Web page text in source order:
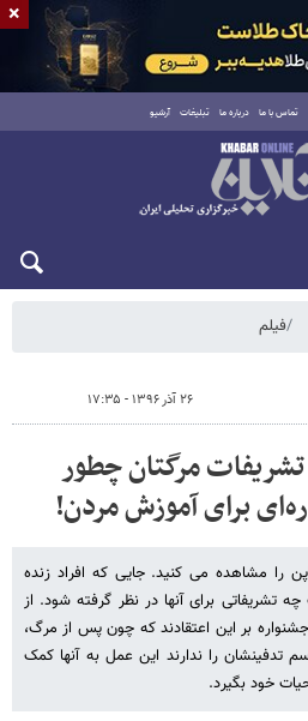
تماس با ما درباره ما تبلیغات آرشیو
فیلم
۲۶ آذر ۱۳۹۶ - ۱۷:۳۵
مرگتان چطور
برای آموزش مردن!
را مشاهده می کنید. جایی که افراد زنده
تشریفاتی برای آنها در نظر گرفته شود. از
بر این اعتقادند که چون پس از مرگ،
تدفینشان را ندارند این عمل به آنها کمک
خود بگیرد.
×